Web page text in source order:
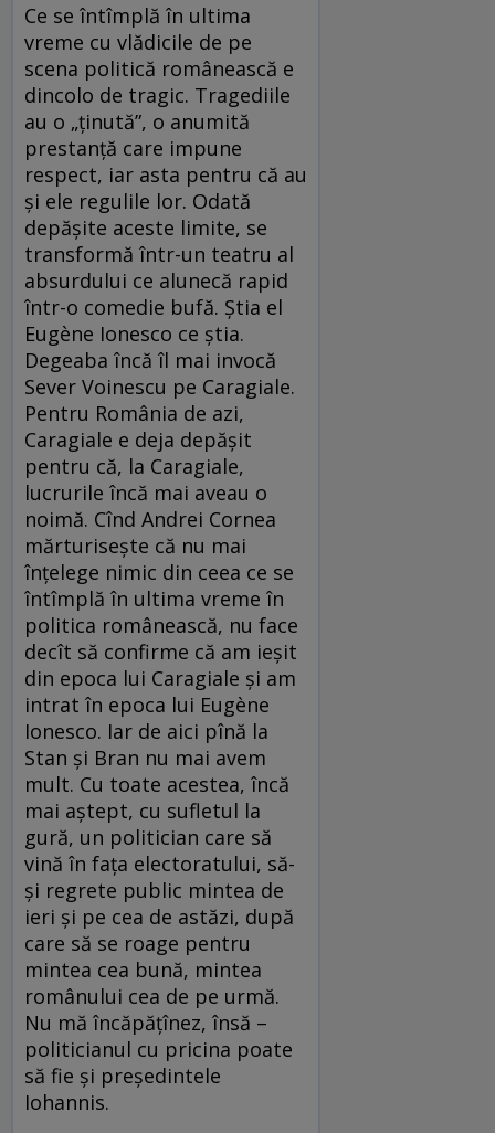
Ce se întîmplă în ultima
vreme cu vlădicile de pe
scena politică românească e
dincolo de tragic. Tragediile
au o „ținută”, o anumită
prestanță care impune
respect, iar asta pentru că au
și ele regulile lor. Odată
depășite aceste limite, se
transformă într-un teatru al
absurdului ce alunecă rapid
într-o comedie bufă. Știa el
Eugène Ionesco ce știa.
Degeaba încă îl mai invocă
Sever Voinescu pe Caragiale.
Pentru România de azi,
Caragiale e deja depășit
pentru că, la Caragiale,
lucrurile încă mai aveau o
noimă. Cînd Andrei Cornea
mărturisește că nu mai
înțelege nimic din ceea ce se
întîmplă în ultima vreme în
politica românească, nu face
decît să confirme că am ieșit
din epoca lui Caragiale și am
intrat în epoca lui Eugène
Ionesco. Iar de aici pînă la
Stan și Bran nu mai avem
mult. Cu toate acestea, încă
mai aștept, cu sufletul la
gură, un politician care să
vină în fața electoratului, să-
și regrete public mintea de
ieri și pe cea de astăzi, după
care să se roage pentru
mintea cea bună, mintea
românului cea de pe urmă.
Nu mă încăpățînez, însă –
politicianul cu pricina poate
să fie și președintele
Iohannis.